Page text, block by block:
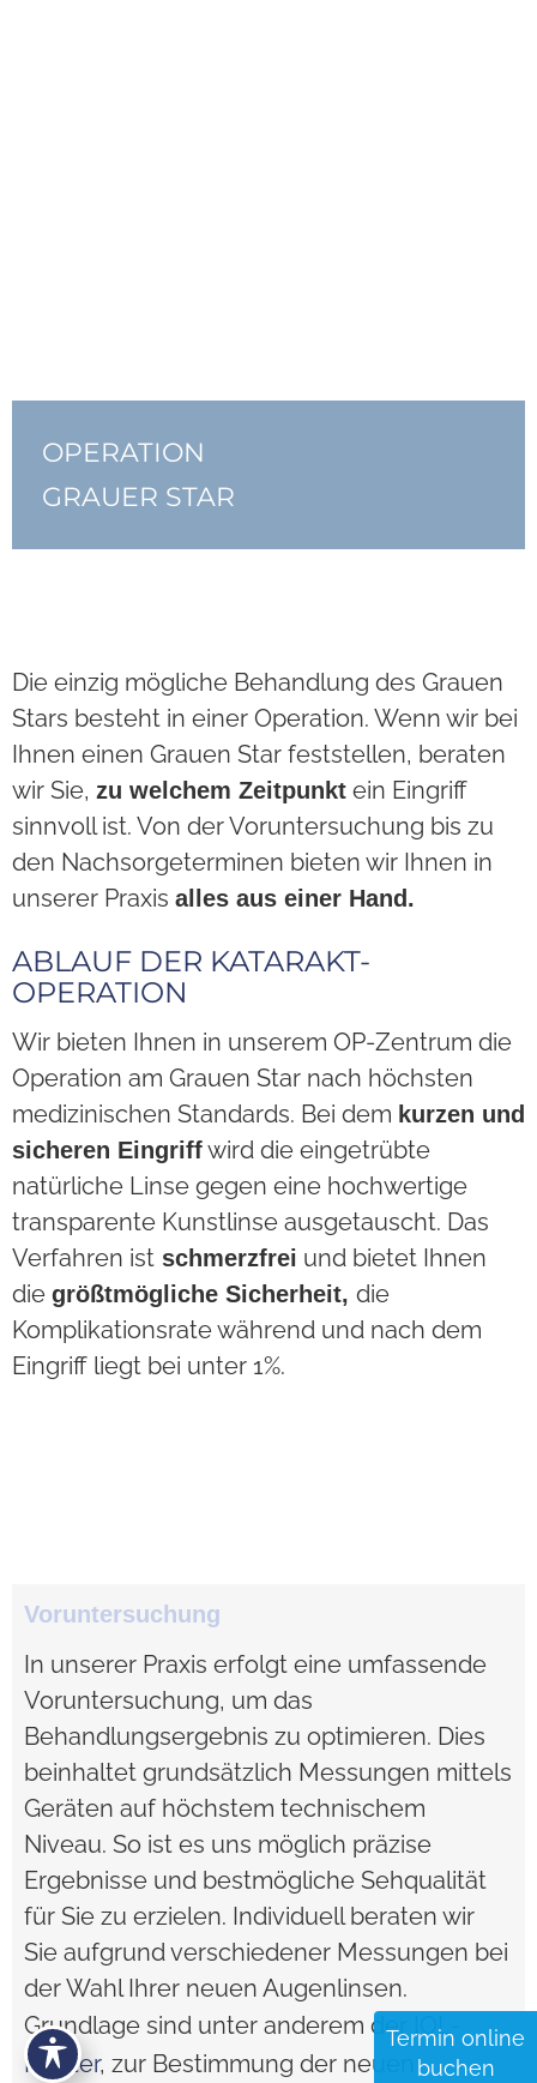
OPERATION
GRAUER STAR
Die einzig mögliche Behandlung des Grauen
Stars besteht in einer Operation. Wenn wir bei
Ihnen einen Grauen Star feststellen, beraten
wir Sie, zu welchem Zeitpunkt ein Eingriff
sinnvoll ist. Von der Voruntersuchung bis zu
den Nachsorgeterminen bieten wir Ihnen in
unserer Praxis alles aus einer Hand.
ABLAUF DER KATARAKT-
OPERATION
Wir bieten Ihnen in unserem OP-Zentrum die
Operation am Grauen Star nach höchsten
medizinischen Standards. Bei dem kurzen und
sicheren Eingriffwird die eingetrübte
natürliche Linse gegen eine hochwertige
transparente Kunstlinse ausgetauscht. Das
Verfahren ist schmerzfrei und bietet Ihnen
die größtmögliche Sicherheit, die
Komplikationsrate während und nach dem
Eingriff liegt bei unter 1%.
Voruntersuchung
In unserer Praxis erfolgt eine umfassende
Voruntersuchung, um das
Behandlungsergebnis zu optimieren. Dies
beinhaltet grundsätzlich Messungen mittels
Geräten auf höchstem technischem
Niveau. So ist es uns möglich präzise
Ergebnisse und bestmögliche Sehqualität
für Sie zu erzielen. Individuell beraten wir
Sie aufgrund verschiedener Messungen bei
der Wahl Ihrer neuen Augenlinsen.
Grundlage sind unter anderem der
IOL-
Master, zur Bestimmung der neuen
Termin online
buchen